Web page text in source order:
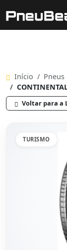
Início
Pneus
Voltar para a
TURISMO